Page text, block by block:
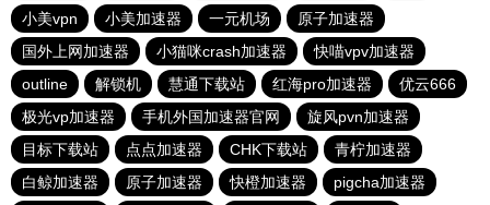
小美vpn
小美加速器 一元机场
原子加速器
国外上网加速器
小猫咪crash加速器
快喵vpv加速器
outline
解锁机 慧通下载站 红海pro加速器
优云666
极光vp加速器
手机外国加速器官网
旋风pvn加速器
目标下载站
点点加速器 CHK下载站
青柠加速器
白鲸加速器
原子加速器 快橙加速器
pigcha加速器